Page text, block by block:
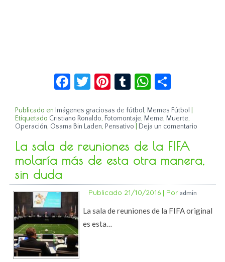
Facebook
Twitter
Pinterest
TumblrWhatsApp
Publicado en Imágenes graciosas de fútbol , Memes Fútbol
Etiquetado Cristiano Ronaldo, Fotomontaje, Meme, Muerte,
Operación, Osama Bin Laden, Pensativo Deja un comentario
La sala de reuniones de la FIFA
molaría más de esta otra manera,
sin duda
Publicado 21/10/2016 | Por admin
La sala de reuniones de la FIFA original
es esta…